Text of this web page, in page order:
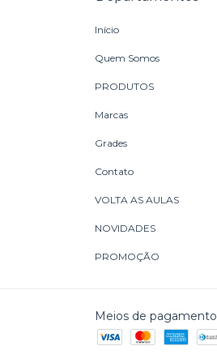
Início
Quem Somos
PRODUTOS
Marcas
Grades
Contato
VOLTA AS AULAS
NOVIDADES
PROMOÇÃO
Meios de pagamento